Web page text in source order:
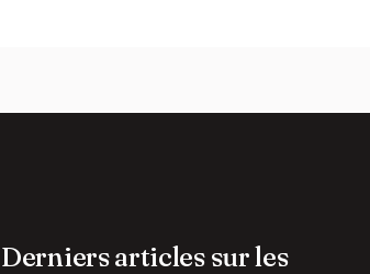
Derniers articles sur les